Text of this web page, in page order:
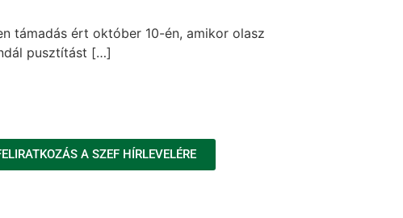
támadás ért október 10-én, amikor olasz
pusztítást […]
A SZEF HÍRLEVELÉRE